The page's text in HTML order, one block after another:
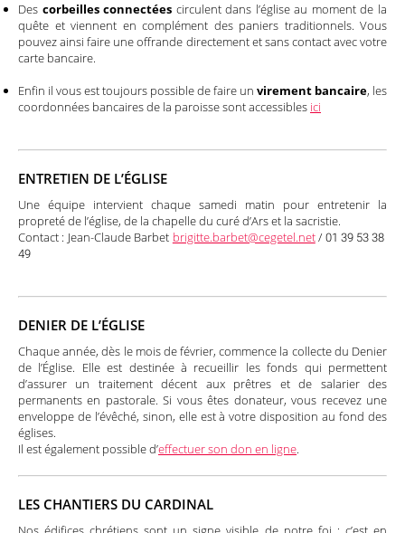
Des corbeilles connectées circulent dans l’église au moment de la
quête et viennent en complément des paniers traditionnels. Vous
pouvez ainsi faire une offrande directement et sans contact avec votre
carte bancaire.
Enfin il vous est toujours possible de faire un virement bancaire, les
coordonnées bancaires de la paroisse sont accessibles ici
ENTRETIEN DE L’ÉGLISE
Une équipe intervient chaque samedi matin pour entretenir la
propreté de l’église, de la chapelle du curé d’Ars et la sacristie.
Contact : Jean-Claude Barbet brigitte.barbet@cegetel.net/ 01 39 53 38
49
DENIER DE L’ÉGLISE
Chaque année, dès le mois de février, commence la collecte du Denier
de l’Église. Elle est destinée à recueillir les fonds qui permettent
d’assurer un traitement décent aux prêtres et de salarier des
permanents en pastorale. Si vous êtes donateur, vous recevez une
enveloppe de l’évêché, sinon, elle est à votre disposition au fond des
églises.
Il est également possible d’effectuer son don en ligne.
LES CHANTIERS DU CARDINAL